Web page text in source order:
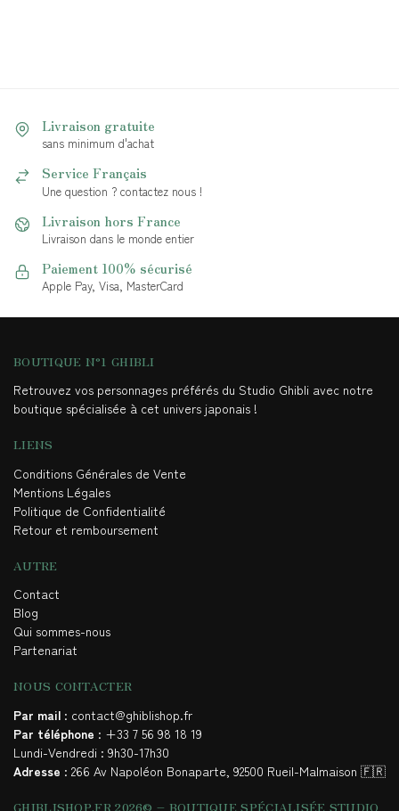
Livraison gratuite
sans minimum d'achat
Service Français
Une question ? contactez nous !
Livraison hors France
Livraison dans le monde entier
Paiement 100% sécurisé
Apple Pay, Visa, MasterCard
BOUTIQUE N°1 GHIBLI
Retrouvez vos personnages préférés du Studio Ghibli avec notre
boutique spécialisée à cet univers japonais !
LIENS
Conditions Générales de Vente
Mentions Légales
Politique de Confidentialité
Retour et remboursement
AUTRE
Contact
Blog
Qui sommes-nous
Partenariat
NOUS CONTACTER
Par mail : contact@ghiblishop.fr
Par téléphone : +33 7 56 98 18 19
Lundi-Vendredi : 9h30-17h30
Adresse : 266 Av Napoléon Bonaparte, 92500 Rueil-Malmaison 🇫🇷
GHIBLISHOP.FR 2026© – BOUTIQUE SPÉCIALISÉE STUDIO